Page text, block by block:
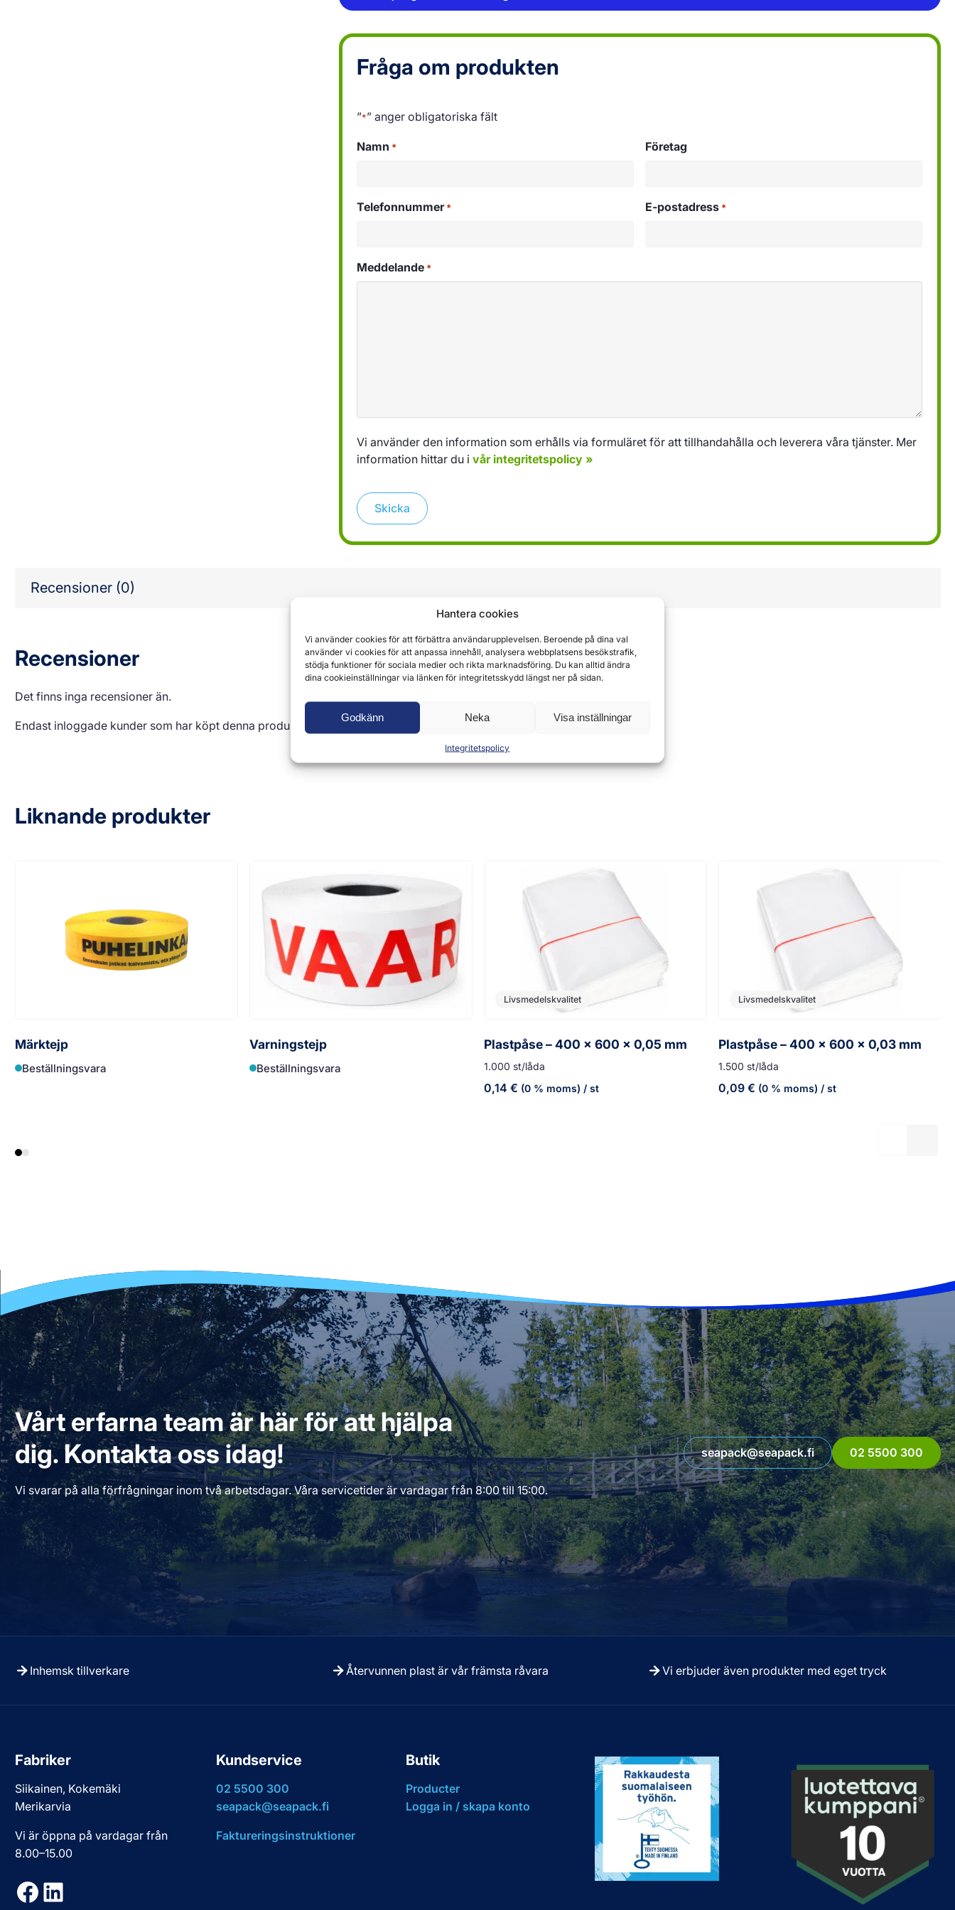
Hantera cookies
Vi använder cookies för att förbättra användarupplevelsen. Beroende på dina val
använder vi cookies för att anpassa innehåll, analysera webbplatsens besökstrafik,
stödja funktioner för sociala medier och rikta marknadsföring. Du kan alltid ändra
dina cookieinställningar via länken för integritetsskydd längst ner på sidan.
Godkänn Neka Visa inställningar
Integritetspolicy
Fråga om produkten
”*” anger obligatoriska fält
Namn * Företag
Telefonnummer * E-postadress *
Meddelande *
Vi använder den information som erhålls via formuläret för att tillhandahålla och leverera våra tjänster. Mer
information hittar du i vår integritetspolicy »
Skicka
Recensioner (0)
Recensioner
Det finns inga recensioner än.
Endast inloggade kunder som har köpt denna produkt får lämna en recension.
Liknande produkter
Märktejp
Beställningsvara
Varningstejp
Beställningsvara
Livsmedelskvalitet
Plastpåse – 400 x 600 x 0,05 mm
1.000 st/låda
0,14 € (0 % moms) / st
Livsmedelskvalitet
Plastpåse – 400 x 600 x 0,03 mm
1.500 st/låda
0,09 € (0 % moms) / st
Vårt erfarna team är här för att hjälpa
dig. Kontakta oss idag!
Vi svarar på alla förfrågningar inom två arbetsdagar. Våra servicetider är vardagar från 8:00 till 15:00.
seapack@seapack.fi 02 5500 300
Inhemsk tillverkare Återvunnen plast är vår främsta råvara Vi erbjuder även produkter med eget tryck
Fabriker
Siikainen, Kokemäki
Merikarvia
Vi är öppna på vardagar från
8.00–15.00
Facebook
LinkedIn
Kundservice
02 5500 300
seapack@seapack.fi
Faktureringsinstruktioner
Butik
Producter
Logga in / skapa konto